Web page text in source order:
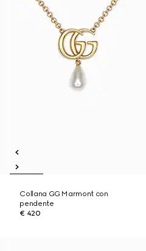
Collana GG Marmont con
pendente
€ 420